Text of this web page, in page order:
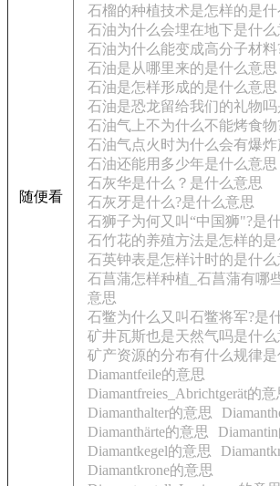
随便看
石榴的种植技术是怎样的是什
石油为什么会埋在地下是什么
石油为什么能变成高分子材料
石油是从哪里来的是什么意思
石油是怎样形成的是什么意思
石油是恐龙留给我们的礼物吗
石油气上不为什么不能烤食物
石油气点火时为什么会有爆炸
石油还能用多少年是什么意思
石灰华是什么？是什么意思
石灰牙是什么?是什么意思
石狮子为何又叫“中国狮"?是
石竹花的养殖方法是怎样的是
石英钟表是怎样计时的是什么
石菖蒲怎样种植_石菖蒲有哪
意思
石鳖为什么又叫石鳖将军?是
矿井瓦斯也是天然气吗是什么
矿产资源的分布有什么规律是
Diamantfeile的意思
Diamantfreies_Abrichtgerät的意
Diamanthalter的意思
Diamanthärte的意思
Diamantkegel的意思
Diamantkrone的意思